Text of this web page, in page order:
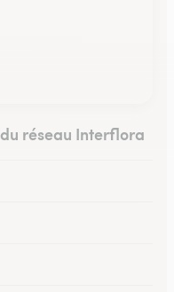
réseau Interflora